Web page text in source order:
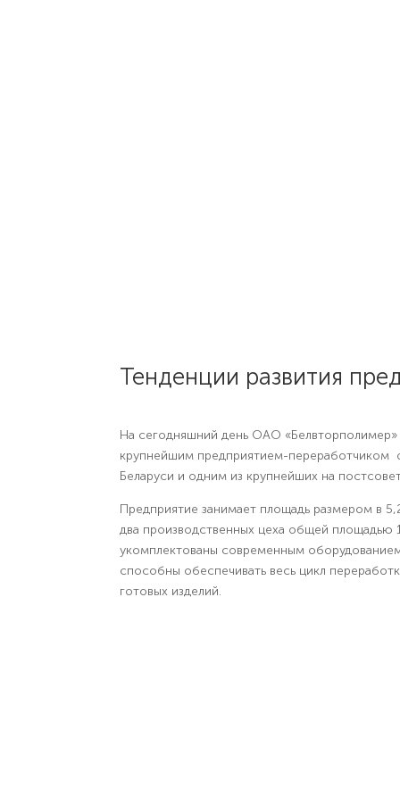
Тенденции развития
На сегодняшний день ОАО «Белвторполимер»
крупнейшим предприятием-переработчиком
Беларуси и одним из крупнейших на
Предприятие занимает площадь размером в
два производственных цеха общей площадью
укомплектованы современным
способны обеспечивать весь цикл
готовых изделий.